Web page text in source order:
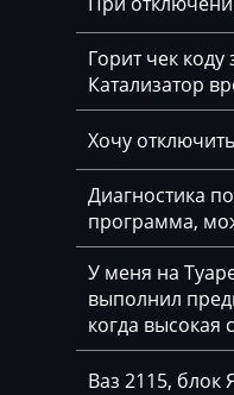
Challenger
Changan
Changhe
Chery
Chevrolet
Chrysler
Citroen
Claas
CMI
Горит чек
Катализатор
Хочу
Диагностика
программа,
У меня на
выполнил
когда высокая
Ваз 2115, блок